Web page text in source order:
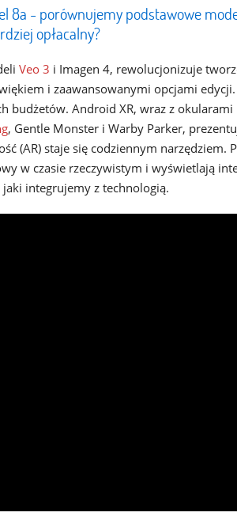
8a - porównujemy podstawowe
opłacalny?
Veo 3 i Imagen 4, rewolucjonizuje
i zaawansowanymi opcjami
budżetów. Android XR, wraz z okularami
, Gentle Monster i Warby Parker,
(AR) staje się codziennym narzędziem.
w czasie rzeczywistym i wyświetlają
integrujemy z technologią.